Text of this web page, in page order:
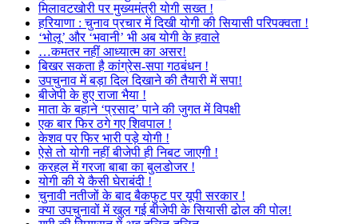
मिलावटखोरी पर मुख्यमंत्री योगी सख्त !
हरियाणा : चुनाव प्रचार में दिखी योगी की सियासी परिपक्वता !
‘भोलू’ और ‘भवानी’ भी अब योगी के हवाले
…कमतर नहीं आध्यात्म का असर!
बिखर सकता है कांग्रेस-सपा गठबंधन !
उपचुनाव में बड़ा दिल दिखाने की तैयारी में सपा!
बीजेपी के हुए राजा भैया !
माता के बहाने ‘प्रसाद’ पाने की जुगत में विपक्षी
एक बार फिर ठगे गए शिवपाल !
केशव पर फिर भारी पड़े योगी !
ऐसे तो योगी नहीं बीजेपी ही निबट जाएगी !
करहल में गरजा बाबा का बुलडोजर !
योगी की ये कैसी घेराबंदी !
चुनावी नतीजों के बाद बैकफुट पर यूपी सरकार !
क्या उपचुनावों में खुल गई बीजेपी के सियासी ढोल की पोल!